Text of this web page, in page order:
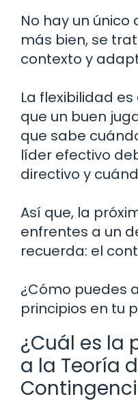
No hay un único
más bien, se
contexto y
La flexibilidad
que un buen
que sabe
líder efectivo
directivo y
Así que, la
enfrentes a un
recuerda: el
¿Cómo puedes
principios en tu
¿Cuál es la
a la Teoría